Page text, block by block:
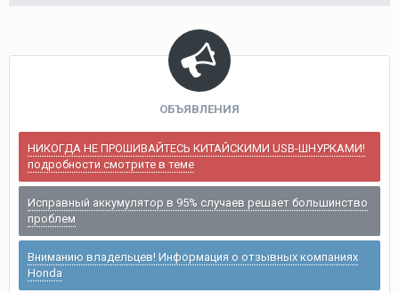
ОБЪЯВЛЕНИЯ
НИКОГДА НЕ ПРОШИВАЙТЕСЬ КИТАЙСКИМИ USB-ШНУРКАМИ!
подробности смотрите в теме
Исправный аккумулятор в 95% случаев решает большинство
проблем
Вниманию владельцев! Информация о отзывных компаниях
Honda